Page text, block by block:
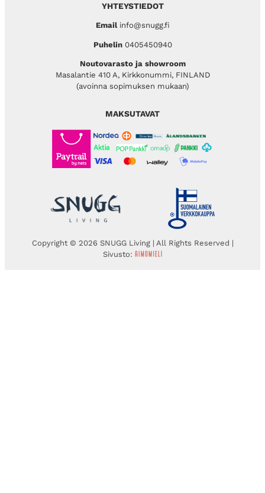
YHTEYSTIEDOT
Emailinfo@snugg.fi
Puhelin 0405450940
Noutovarasto ja showroom
Masalantie 410 A, Kirkkonummi, FINLAND
(avoinna sopimuksen mukaan)
MAKSUTAVAT
Copyright © 2026 SNUGG Living | All Rights Reserved |
Sivusto: